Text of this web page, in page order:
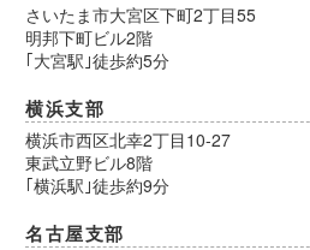
さいたま市大宮区下町2丁目55
明邦下町ビル2階
｢大宮駅｣徒歩約5分
横浜支部
横浜市西区北幸2丁目10-27
東武立野ビル8階
｢横浜駅｣徒歩約9分
名古屋支部